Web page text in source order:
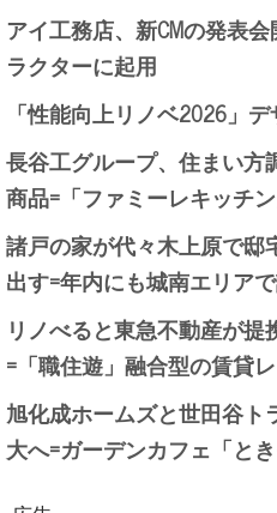
アイ工務店、新CMの発表
ラクターに起用
「性能向上リノベ2026」
長谷工グループ、住まい
商品=「ファミーレキッチ
諸戸の家が代々木上原で邸
出す=年内にも城南エリア
リノべると東急不動産が
=「職住遊」融合型の賃貸
旭化成ホームズと世田谷
大へ=ガーデンカフェ「と